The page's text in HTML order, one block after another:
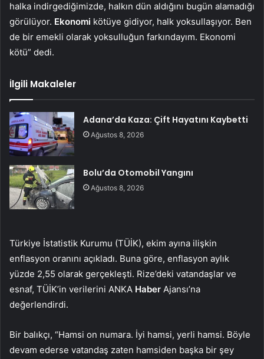
halka indirgediğimizde, halkın dün aldığını bugün alamadığı
görülüyor. Ekonomi kötüye gidiyor, halk yoksullaşıyor. Ben
de bir emekli olarak yoksulluğun farkındayım. Ekonomi
kötü” dedi.
İlgili Makaleler
Adana’da Kaza: Çift Hayatını Kaybetti
Ağustos 8, 2026
Bolu’da Otomobil Yangını
Ağustos 8, 2026
Türkiye İstatistik Kurumu (TÜİK), ekim ayına ilişkin
enflasyon oranını açıkladı. Buna göre, enflasyon aylık
yüzde 2,55 olarak gerçekleşti. Rize’deki vatandaşlar ve
esnaf, TÜİK’in verilerini ANKA Haber Ajansı’na
değerlendirdi.
Bir balıkçı, “Hamsi on numara. İyi hamsi, yerli hamsi. Böyle
devam ederse vatandaş zaten hamsiden başka bir şey